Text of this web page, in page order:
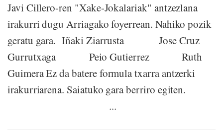
Javi Cillero-ren "Xake-Jokalariak" antzezlana
irakurri dugu Arriagako foyerrean. Nahiko pozik
geratu gara. Iñaki Ziarrusta Jose Cruz
Gurrutxaga Peio Gutierrez Ruth
Guimera Ez da batere formula txarra antzerki
irakurriarena. Saiatuko gara berriro egiten.
...